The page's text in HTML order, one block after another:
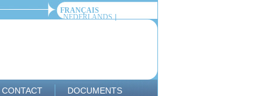
FRANÇAIS
NEDERLANDS
CONTACT DOCUMENTS